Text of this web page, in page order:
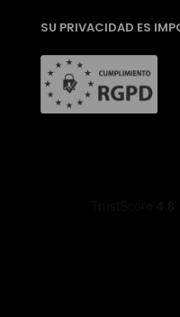
SU PRIVACIDAD ES